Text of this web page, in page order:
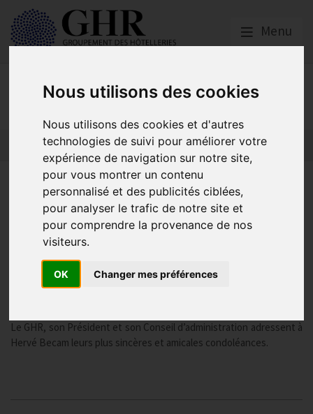
Nous utilisons des cookies
Nous utilisons des cookies et d'autres
technologies de suivi pour améliorer votre
expérience de navigation sur notre site,
pour vous montrer un contenu
personnalisé et des publicités ciblées,
pour analyser le trafic de notre site et
pour comprendre la provenance de nos
visiteurs.
OK Changer mes préférences
Menu
Actualités
Avis de décès de Mme BECAM
Actualités
04/09/2023
Nous venons d’apprendre le décès de Madame Becam, épouse
Le GHR, son Président et son Conseil d’administration adressent à
Hervé Becam leurs plus sincères et amicales condoléances.